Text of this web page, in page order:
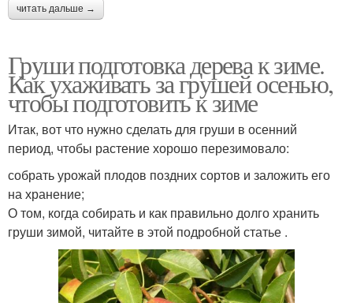
читать дальше →
Груши подготовка дерева к зиме.
Как ухаживать за грушей осенью,
чтобы подготовить к зиме
Итак, вот что нужно сделать для груши в осенний
период, чтобы растение хорошо перезимовало:
собрать урожай плодов поздних сортов и заложить его
на хранение;
О том, когда собирать и как правильно долго хранить
груши зимой, читайте в этой подробной статье .